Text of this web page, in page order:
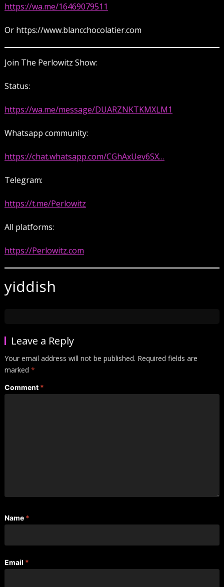
https://wa.me/16469079511
Or https://www.blancchocolatier.com
Join The Perlowitz Show:
Status:
https://wa.me/message/DUARZNKTKMXLM1
Whatsapp community:
https://chat.whatsapp.com/CGhAxUev6SX…
Telegram:
https://t.me/Perlowitz
All platforms:
https://Perlowitz.com
yiddish
Leave a Reply
Your email address will not be published. Required fields are
marked *
Comment *
Name *
Email *